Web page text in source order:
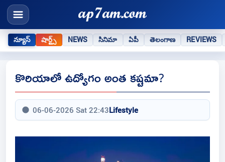
న్యూస్ షార్ట్స్ NEWS సినిమా ఏపీ తెలంగాణ REVIEWS
కొరియాలో ఉద్యోగం అంత కష్టమా?
06-06-2026 Sat 22:43Lifestyle